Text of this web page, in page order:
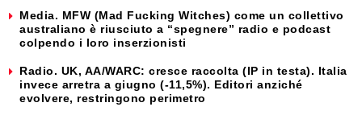
Media. MFW (Mad Fucking Witches) come un collettivo
australiano è riusciuto a “spegnere” radio e podcast
colpendo i loro inserzionisti
Radio. UK, AA/WARC: cresce raccolta (IP in testa). Italia
invece arretra a giugno (-11,5%). Editori anziché
evolvere, restringono perimetro